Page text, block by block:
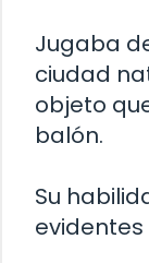
Jugaba
ciudad
objeto
balón.
Su